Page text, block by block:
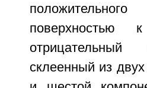
поверхностью
отрицательный
склеенный из